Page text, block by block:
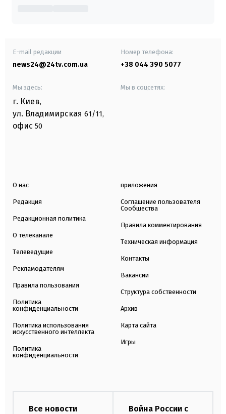
E-mail редакции
news24@24tv.com.ua
Номер телефона:
+38 044 390 5077
Мы здесь:
г. Киев,
ул. Владимирская 61/11,
офис 50
Мы в соцсетях:
О нас
Редакция
Редакционная политика
О телеканале
Телеведущие
Рекламодателям
Правила пользования
Политика
конфиденциальности
Политика использования
искусственного интеллекта
Политика
конфиденциальности
приложения
Соглашение пользователя
Сообщества
Правила комментирования
Техническая информация
Контакты
Вакансии
Структура собственности
Архив
Карта сайта
Игры
Все новости
Война России с